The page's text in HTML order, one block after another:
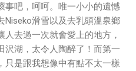
事吧，呵呵。唯一小小的遺憾
Niseko滑雪以及去乳頭溫泉鄉
去過一次就會愛上的地方，
沢湖，太令人陶醉了！而第一
只是跟我想像中有點不太一樣